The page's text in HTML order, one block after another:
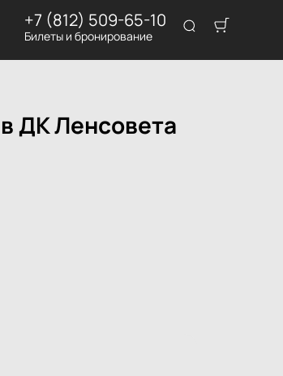
+7 (812) 509-65-10
Билеты и бронирование
ДК Ленсовета